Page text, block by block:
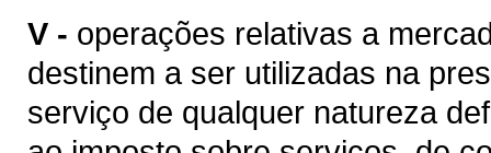
V - operações relativas a
destinem a ser utilizadas na
serviço de qualquer natureza